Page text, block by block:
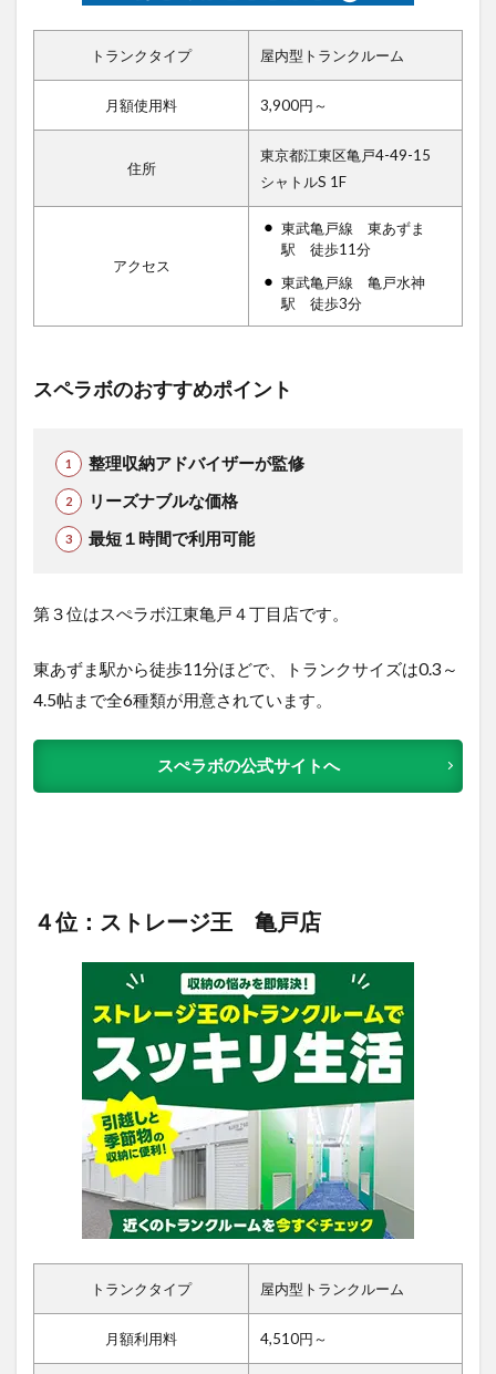
トランクタイプ 屋内型トランクルーム
月額使用料 3,900円～
住所
東京都江東区亀戸4-49-15
シャトルS 1F
アクセス
東武亀戸線 東あずま
駅 徒歩11分
東武亀戸線 亀戸水神
駅 徒歩3分
スペラボのおすすめポイント
整理収納アドバイザーが監修
リーズナブルな価格
最短１時間で利用可能
第３位はスぺラボ江東亀戸４丁目店です。
東あずま駅から徒歩11分ほどで、トランクサイズは0.3～
4.5帖まで全6種類が用意されています。
スぺラボの公式サイトへ
４位：ストレージ王 亀戸店
トランクタイプ 屋内型トランクルーム
月額利用料 4,510円～